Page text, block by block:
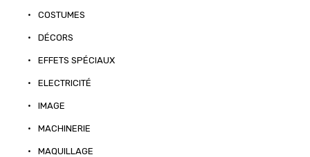
• COSTUMES
• DÉCORS
• EFFETS SPÉCIAUX
• ELECTRICITÉ
• IMAGE
• MACHINERIE
• MAQUILLAGE